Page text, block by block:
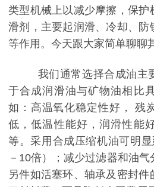
类型机械上以减少摩擦，保护
滑剂，主要起润滑、冷却、防
等作用。今天跟大家简单聊聊
我们通常选择合成油主
于合成润滑油与矿物油相比
如：高温氧化稳定性好， 残
低，低温性能好，润滑性能
等。采用合成压缩机油可明
－10倍）；减少过滤器和油
另件如活塞环、轴承及密封